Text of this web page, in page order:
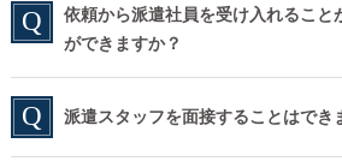
依頼から派遣社員を受け入れること
ができますか？
派遣スタッフを面接することはでき